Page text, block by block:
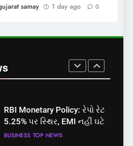
samay
1 day ago 0
પોલ ખોલી, મૂક્યો પ્રતિબંધ
INDIA TOP NEWS
બેઠક પરથી પવન પાંડેને 2027
માટે બનાવાયા ઉમેદવાર
INDIA
RBI Monetary Policy: રેપો રેટ
5.25% પર સ્થિર, EMI નહીં ઘટે
BUSINESS TOP NEWS